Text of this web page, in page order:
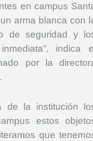
en campus
arma blanca con
de seguridad y
indica
por la
de la institución
estos
que